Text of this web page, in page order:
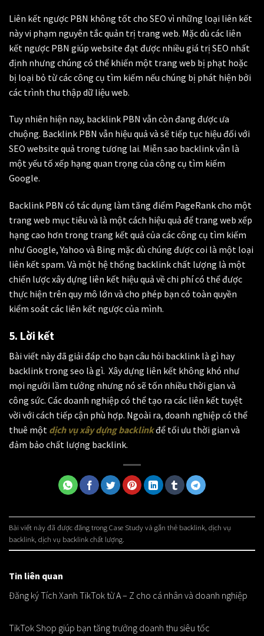
Liên kết ngược PBN không tốt cho SEO vì những loại liên kết
này vi phạm nguyên tắc quản trị trang web. Mặc dù các liên
kết ngược PBN giúp website đạt được nhiều giá trị SEO nhất
định nhưng chúng có thể khiến một trang web bị phạt hoặc
bị loại bỏ từ các công cụ tìm kiếm nếu chúng bị phát hiện bởi
các trình thu thập dữ liệu web.
Tuy nhiên hiện nay, backlink PBN vẫn còn đang được ưa
chuộng. Backlink PBN vẫn hiệu quả và sẽ tiếp tục hiệu đối với
SEO website quả trong tương lai. Miễn sao backlink vẫn là
một yếu tố xếp hạng quan trọng của công cụ tìm kiếm
Google.
Backlink PBN có tác dụng làm tăng điểm PageRank cho một
trang web mục tiêu và là một cách hiệu quả để trang web xếp
hạng cao hơn trong trang kết quả của các công cụ tìm kiếm
như Google, Yahoo và Bing mặc dù chúng được coi là một loại
liên kết spam. Và một hệ thống backlink chất lượng là một
chiến lược xây dựng liên kết hiệu quả về chi phí có thể được
thực hiện trên quy mô lớn và cho phép bạn có toàn quyền
kiểm soát các liên kết ngược của mình.
5. Lời kết
Bài viết này đã giải đáp cho bạn câu hỏi backlink là gì hay
backlink trong seo là gì. Xây dựng liên kết không khó như
mọi người lầm tưởng nhưng nó sẽ tốn nhiều thời gian và
công sức. Các doanh nghiệp có thể tạo ra các liên kết tuyệt
vời với cách tiếp cận phù hợp. Ngoài ra, doanh nghiệp có thể
thuê một dịch vụ xây dựng backlinkđể tối ưu thời gian và
đảm bảo chất lượng backlink.
Bài viết này đã được đăng trongCase Studyvà gắn thẻ backlink dịch vụ
backlink dịch vụ backlink chất lượng
Tin liên quan
Đăng ký Tích Xanh TikTok từ A – Z cho cá nhân và doanh nghiệp
TikTok Shop giúp bạn tăng trưởng doanh thu siêu tốc